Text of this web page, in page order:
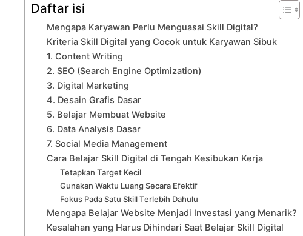
Daftar isi
Mengapa Karyawan Perlu Menguasai Skill Digital?
Kriteria Skill Digital yang Cocok untuk Karyawan Sibuk
1. Content Writing
2. SEO (Search Engine Optimization)
3. Digital Marketing
4. Desain Grafis Dasar
5. Belajar Membuat Website
6. Data Analysis Dasar
7. Social Media Management
Cara Belajar Skill Digital di Tengah Kesibukan Kerja
Tetapkan Target Kecil
Gunakan Waktu Luang Secara Efektif
Fokus Pada Satu Skill Terlebih Dahulu
Mengapa Belajar Website Menjadi Investasi yang Menarik?
Kesalahan yang Harus Dihindari Saat Belajar Skill Digital